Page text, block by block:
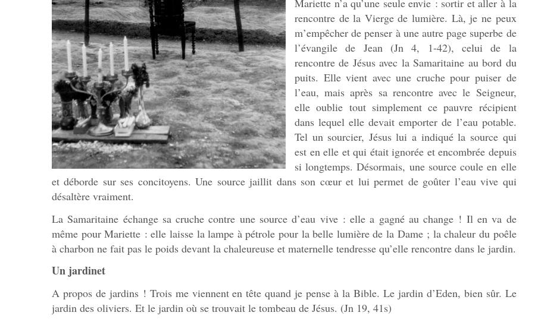
Mariette n’a qu’une seule envie : sortir et aller à la
rencontre de la Vierge de lumière. Là, je ne peux
m’empêcher de penser à une autre page superbe de
l’évangile de Jean (Jn 4, 1-42), celui de la
rencontre de Jésus avec la Samaritaine au bord du
puits. Elle vient avec une cruche pour puiser de
l’eau, mais après sa rencontre avec le Seigneur,
elle oublie tout simplement ce pauvre récipient
dans lequel elle devait emporter de l’eau potable.
Tel un sourcier, Jésus lui a indiqué la source qui
est en elle et qui était ignorée et encombrée depuis
si longtemps. Désormais, une source coule en elle
et déborde sur ses concitoyens. Une source jaillit dans son cœur et lui permet de goûter l’eau vive qui
désaltère vraiment.
La Samaritaine échange sa cruche contre une source d’eau vive : elle a gagné au change ! Il en va de
même pour Mariette : elle laisse la lampe à pétrole pour la belle lumière de la Dame ; la chaleur du poêle
à charbon ne fait pas le poids devant la chaleureuse et maternelle tendresse qu’elle rencontre dans le jardin.
Un jardinet
A propos de jardins ! Trois me viennent en tête quand je pense à la Bible. Le jardin d’Eden, bien sûr. Le
jardin des oliviers. Et le jardin où se trouvait le tombeau de Jésus. (Jn 19, 41s)